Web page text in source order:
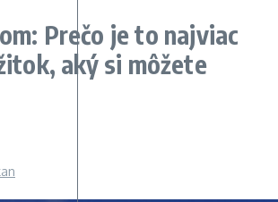
Prečo je to najviac
aký si môžete